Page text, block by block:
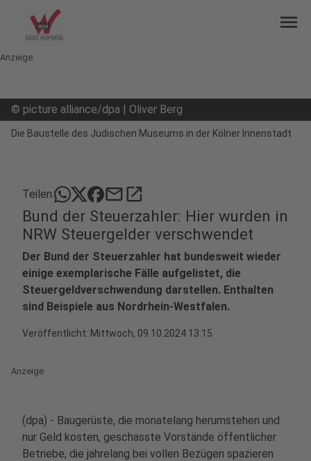
menu
Anzeige
© picture alliance/dpa | Oliver Berg
Die Baustelle des Jüdischen Museums in der Kölner Innenstadt
Teilen: mailopen_in_new
Bund der Steuerzahler: Hier wurden in
NRW Steuergelder verschwendet
Der Bund der Steuerzahler hat bundesweit wieder
einige exemplarische Fälle aufgelistet, die
Steuergeldverschwendung darstellen. Enthalten
sind Beispiele aus Nordrhein-Westfalen.
Veröffentlicht: Mittwoch, 09.10.2024 13:15
Anzeige
(dpa) - Baugerüste, die monatelang herumstehen und
nur Geld kosten, geschasste Vorstände öffentlicher
Betriebe, die jahrelang bei vollen Bezügen spazieren